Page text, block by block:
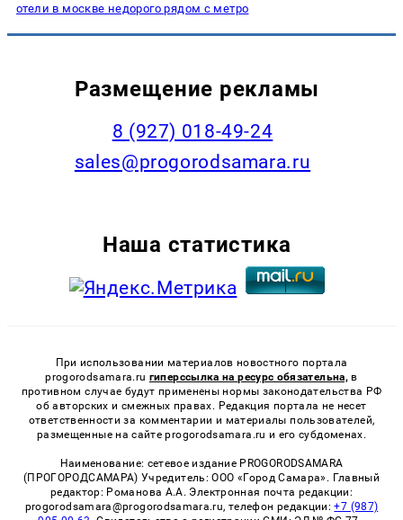
отели в москве недорого рядом с метро
Размещение рекламы
8 (927) 018-49-24
sales@progorodsamara.ru
Наша статистика
При использовании материалов новостного портала
progorodsamara.ru гиперссылка на ресурс обязательна, в
противном случае будут применены нормы законодательства РФ
об авторских и смежных правах. Редакция портала не несет
ответственности за комментарии и материалы пользователей,
размещенные на сайте progorodsamara.ru и его субдоменах.
Наименование: сетевое издание PROGORODSAMARA
(ПРОГОРОДСАМАРА) Учредитель: ООО «Город Самара». Главный
редактор: Романова А.А. Электронная почта редакции:
progorodsamara@progorodsamara.ru, телефон редакции:+7 (987)